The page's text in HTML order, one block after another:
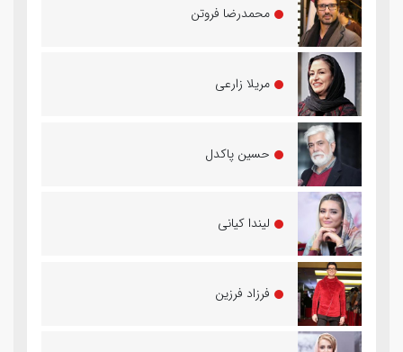
محمدرضا فروتن
مریلا زارعی
حسین پاکدل
لیندا کیانی
فرزاد فرزین